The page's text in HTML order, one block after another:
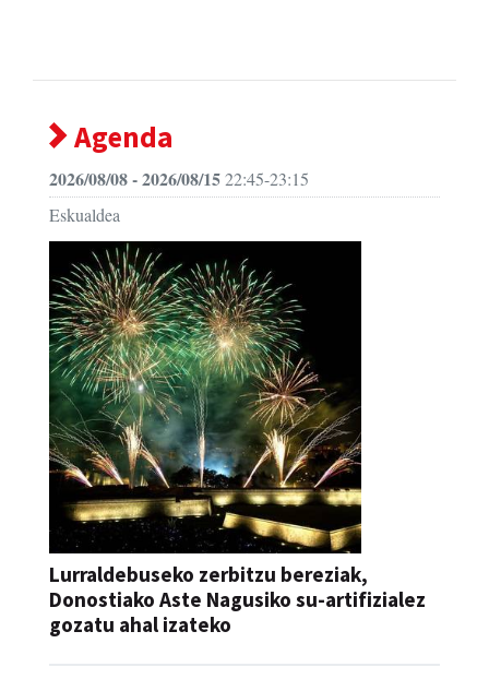
Agenda
2026/08/08 - 2026/08/1522:45-23:15
Eskualdea
Lurraldebuseko zerbitzu bereziak,
Donostiako Aste Nagusiko su-artifizialez
gozatu ahal izateko